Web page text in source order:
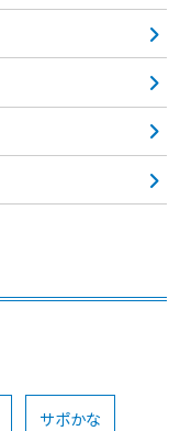
サポかな